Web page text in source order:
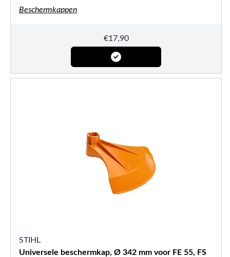
Beschermkappen
€17,90
STIHL
Universele beschermkap, Ø 342 mm voor FE 55, FS